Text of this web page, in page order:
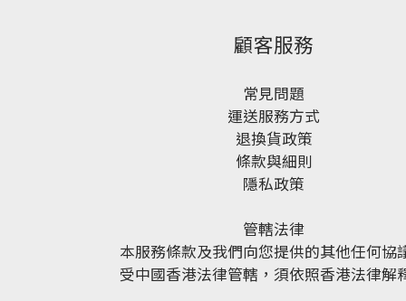
顧客服務
常見問題
運送服務方式
退換貨政策
條款與細則
隱私政策
管轄法律
本服務條款及我們向您提供的其他任何協
受中國香港法律管轄，須依照香港法律解